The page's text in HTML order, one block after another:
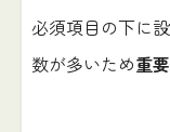
必須項目の下に
数が多いため重